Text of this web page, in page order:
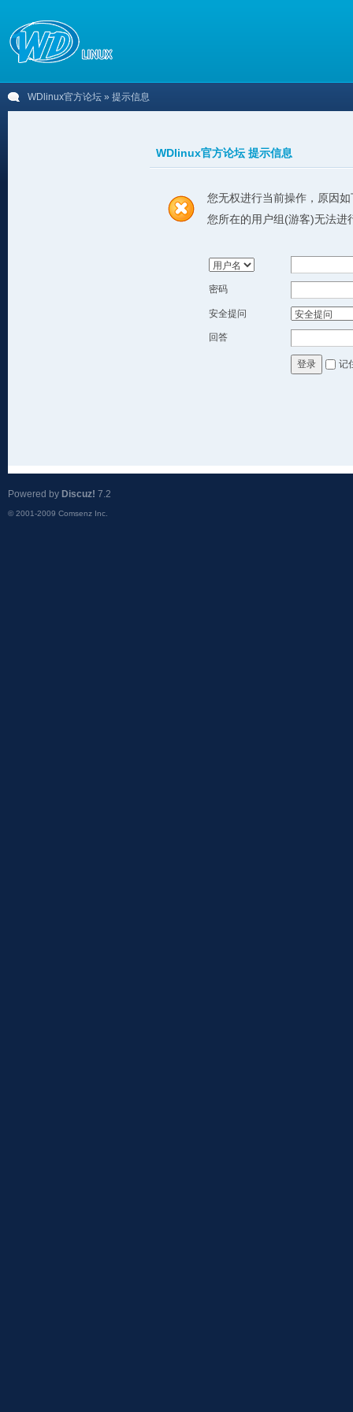
WDlinux官方论坛 » 提示信息
WDlinux官方论坛 提示信息
您无权进行当前操作，原因如
您所在的用户组(游客)无法进
密码
安全提问
回答
登录 记
Powered by Discuz! 7.2
© 2001-2009 Comsenz Inc.